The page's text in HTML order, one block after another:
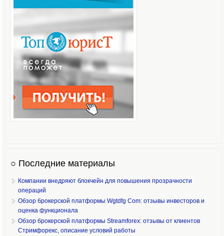
○ Последние материалы
Компании внедряют блокчейн для повышения прозрачности
операций
Обзор брокерской платформы Wgtdfg Com: отзывы инвесторов и
оценка функционала
Обзор брокерской платформы Streamforex: отзывы от клиентов
Стримфорекс, описание условий работы